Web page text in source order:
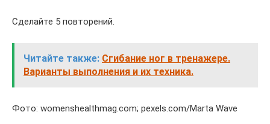
Сделайте 5 повторений.
Читайте также: Сгибание ног в тренажере.
Варианты выполнения и их техника.
Фото: womenshealthmag.com; pexels.com/Marta Wave